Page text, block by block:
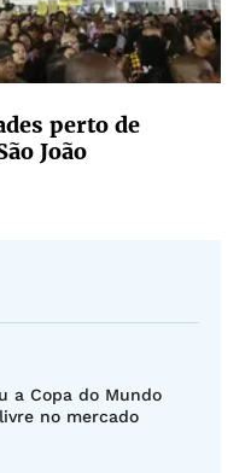
perto de
João
a Copa do Mundo
no mercado